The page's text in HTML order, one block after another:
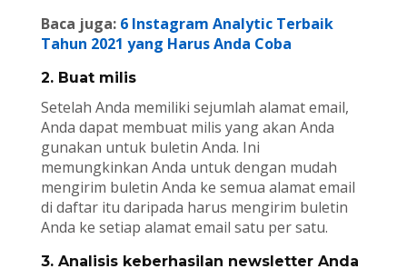
Baca juga: 6 Instagram Analytic Terbaik
Tahun 2021 yang Harus Anda Coba
2. Buat milis
Setelah Anda memiliki sejumlah alamat email,
Anda dapat membuat milis yang akan Anda
gunakan untuk buletin Anda. Ini
memungkinkan Anda untuk dengan mudah
mengirim buletin Anda ke semua alamat email
di daftar itu daripada harus mengirim buletin
Anda ke setiap alamat email satu per satu.
3. Analisis keberhasilan newsletter Anda